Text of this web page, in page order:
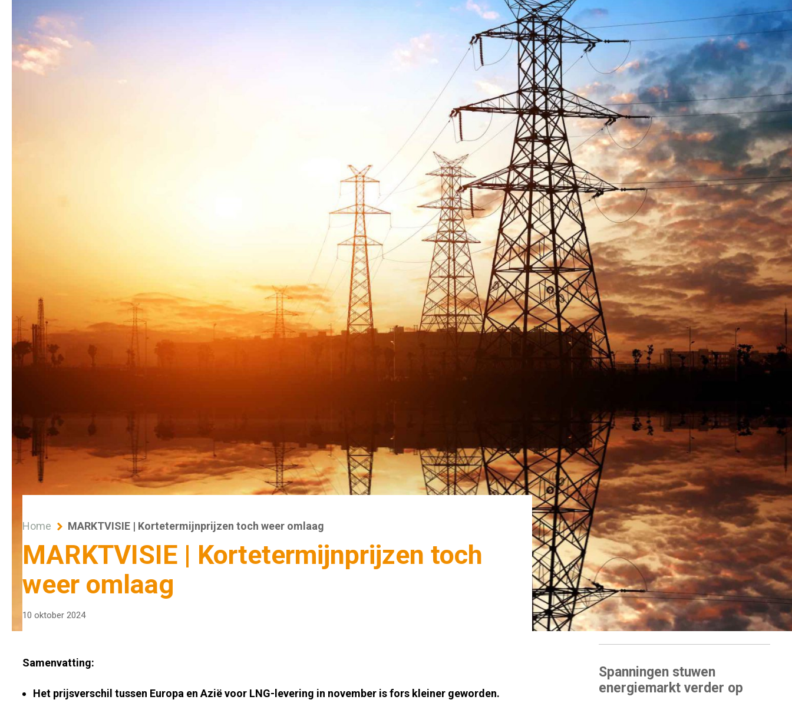
Home MARKTVISIE | Kortetermijnprijzen toch weer omlaag
MARKTVISIE | Kortetermijnprijzen toch
weer omlaag
10 oktober 2024
Samenvatting:
Het prijsverschil tussen Europa en Azië voor LNG-levering in november is fors kleiner geworden.
Spanningen stuwen
energiemarkt verder op